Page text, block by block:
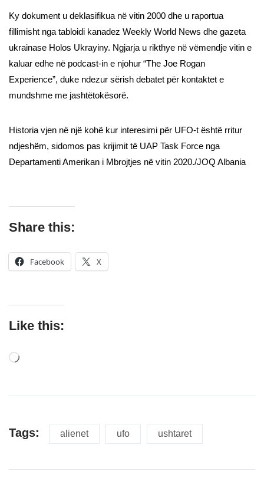
Ky dokument u deklasifikua në vitin 2000 dhe u raportua
fillimisht nga tabloidi kanadez Weekly World News dhe gazeta
ukrainase Holos Ukrayiny. Ngjarja u rikthye në vëmendje vitin e
kaluar edhe në podcast-in e njohur “The Joe Rogan
Experience”, duke ndezur sërish debatet për kontaktet e
mundshme me jashtëtokësorë.
Historia vjen në një kohë kur interesimi për UFO-t është rritur
ndjeshëm, sidomos pas krijimit të UAP Task Force nga
Departamenti Amerikan i Mbrojtjes në vitin 2020./JOQ Albania
Share this:
Facebook X
Like this:
Tags: alienet ufo ushtaret